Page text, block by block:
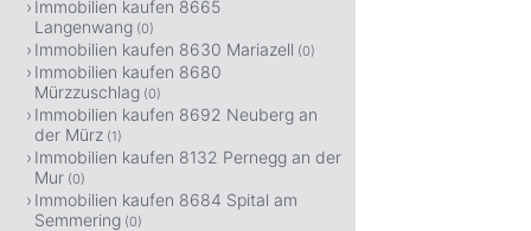
Immobilien kaufen 8665
Langenwang (0)
Immobilien kaufen 8630 Mariazell (0)
Immobilien kaufen 8680
Mürzzuschlag (0)
Immobilien kaufen 8692 Neuberg an
der Mürz (1)
Immobilien kaufen 8132 Pernegg an der
Mur (0)
Immobilien kaufen 8684 Spital am
Semmering (0)